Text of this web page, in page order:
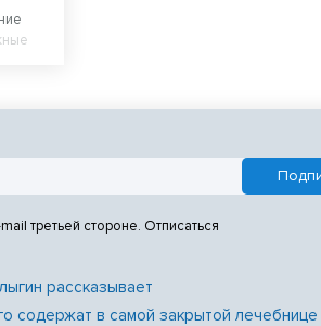
третьей стороне. Отписаться
рассказывает
содержат в самой закрытой